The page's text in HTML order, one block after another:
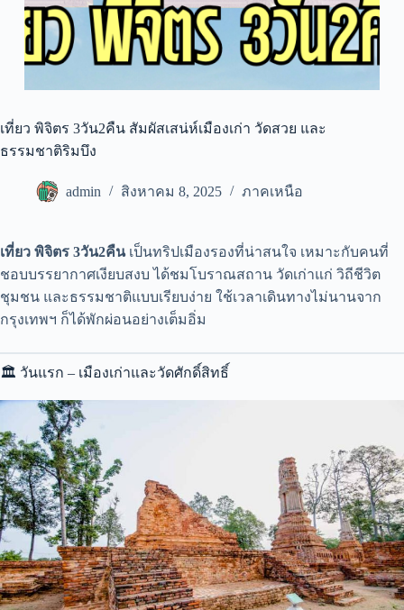
เที่ยว พิจิตร 3วัน2คืน สัมผัสเสน่ห์เมืองเก่า วัดสวย และ
ธรรมชาติริมบึง
admin สิงหาคม 8, 2025 ภาคเหนือ
เที่ยว พิจิตร 3วัน2คืนเป็นทริปเมืองรองที่น่าสนใจ เหมาะกับคนที่
ชอบบรรยากาศเงียบสงบ ได้ชมโบราณสถาน วัดเก่าแก่ วิถีชีวิต
ชุมชน และธรรมชาติแบบเรียบง่าย ใช้เวลาเดินทางไม่นานจาก
กรุงเทพฯ ก็ได้พักผ่อนอย่างเต็มอิ่ม
🏛 วันแรก – เมืองเก่าและวัดศักดิ์สิทธิ์